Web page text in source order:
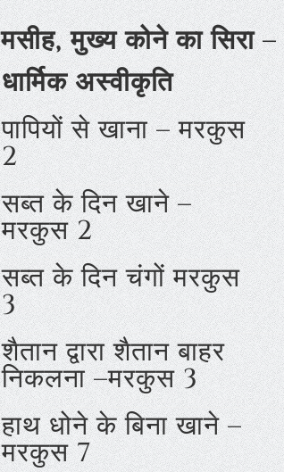
मसीह, मुख्य कोने का सिरा –
धार्मिक अस्वीकृति
पापियों से खाना – मरकुस
2
सब्त के दिन खाने –
मरकुस 2
सब्त के दिन चंगों मरकुस
3
शैतान द्वारा शैतान बाहर
निकलना –मरकुस 3
हाथ धोने के बिना खाने –
मरकुस 7